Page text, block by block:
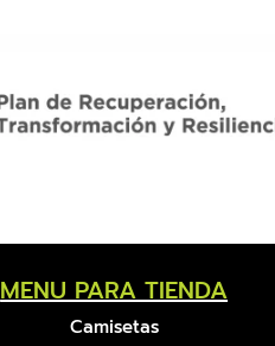
MENU PARA TIENDA
Camisetas